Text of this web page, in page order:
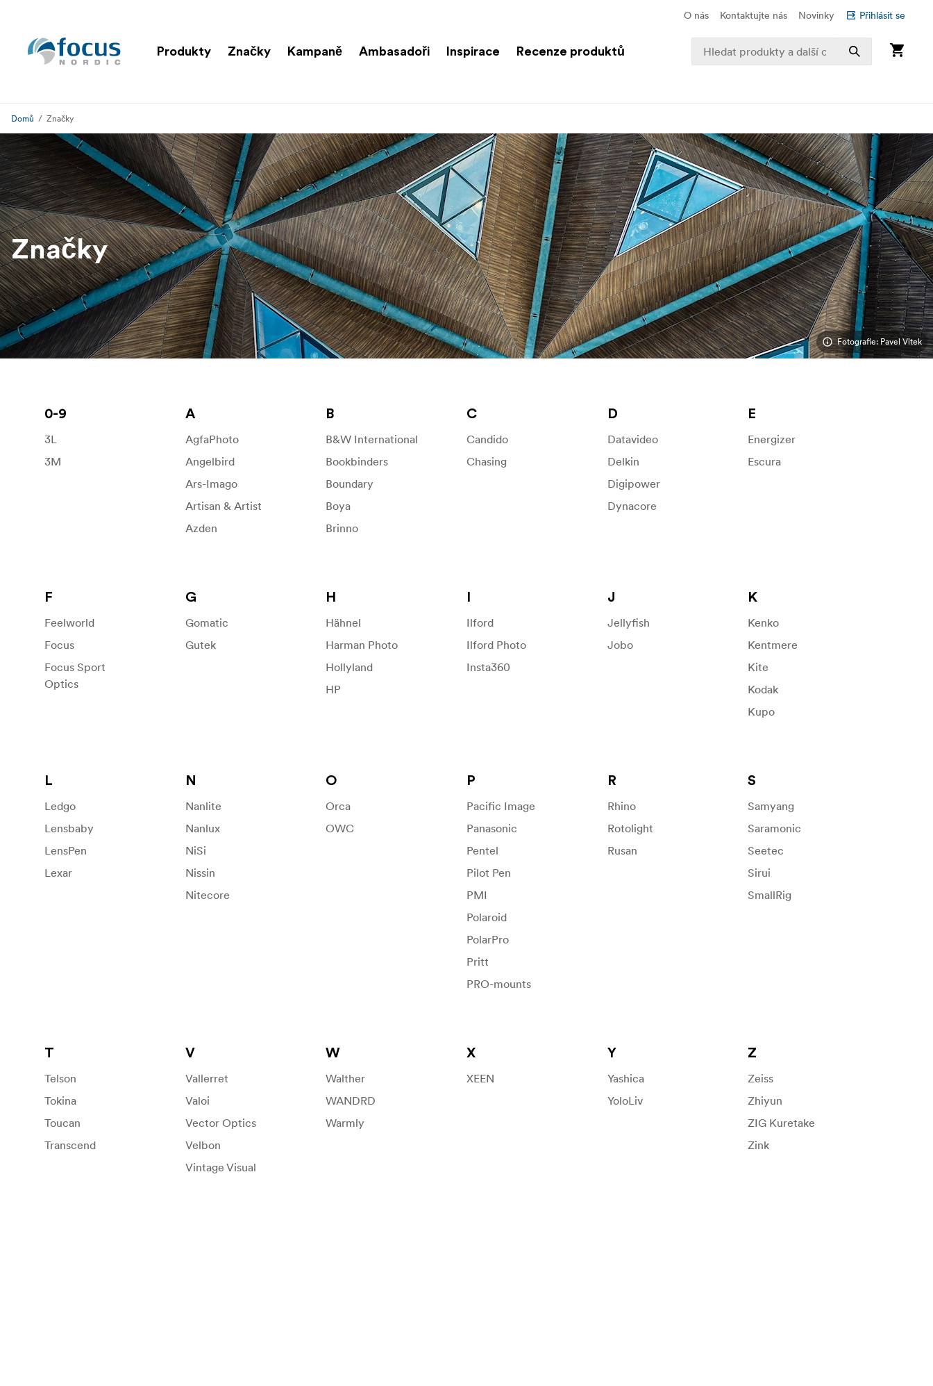
O nás Kontaktujte nás Novinky Přihlásit se
Produkty Značky Kampaně Ambasadoři Inspirace Recenze produktů
Domů Značky
Značky
Fotografie: Pavel Vitek
0-9
3L
3M
A
AgfaPhoto
Angelbird
Ars-Imago
Artisan & Artist
Azden
B
B&W International
Bookbinders
Boundary
Boya
Brinno
C
Candido
Chasing
D
Datavideo
Delkin
Digipower
Dynacore
E
Energizer
Escura
F
Feelworld
Focus
Focus Sport
Optics
G
Gomatic
Gutek
H
Hähnel
Harman Photo
Hollyland
HP
Ilford
Ilford Photo
Insta360
J
Jellyfish
Jobo
K
Kenko
Kentmere
Kite
Kodak
Kupo
L
Ledgo
Lensbaby
LensPen
Lexar
N
Nanlite
Nanlux
NiSi
Nissin
Nitecore
O
Orca
OWC
P
Pacific Image
Panasonic
Pentel
Pilot Pen
PMI
Polaroid
PolarPro
Pritt
PRO-mounts
R
Rhino
Rotolight
Rusan
S
Samyang
Saramonic
Seetec
Sirui
SmallRig
T
Telson
Tokina
Toucan
Transcend
V
Vallerret
Valoi
Vector Optics
Velbon
Vintage Visual
W
Walther
WANDRD
Warmly
X
XEEN
Y
Yashica
YoloLiv
Z
Zeiss
Zhiyun
ZIG Kuretake
Zink